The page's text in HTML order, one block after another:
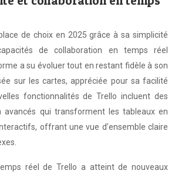
de choix en 2025 grâce à sa simplicité
de collaboration en temps réel
a su évoluer tout en restant fidèle à son
sur les cartes, appréciée pour sa facilité
fonctionnalités de Trello incluent des
avancés qui transforment les tableaux en
offrant une vue d’ensemble claire
réel de Trello a atteint de nouveaux